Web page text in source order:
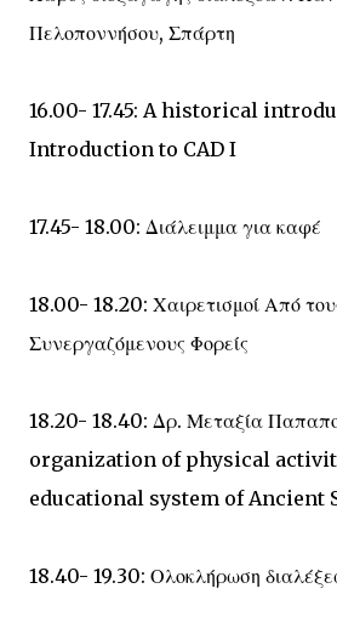
Πελοποννήσου, Σπάρτη
16.00- 17.45: A historical
Introduction to CAD I
17.45- 18.00: Διάλειμμα για καφέ
18.00- 18.20: Χαιρετισμοί Από
Συνεργαζόμενους Φορείς
18.20- 18.40: Δρ. Μεταξία
organization of physical
educational system of Ancient
18.40- 19.30: Ολοκλήρωση